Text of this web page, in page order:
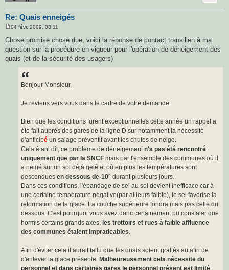
Re: Quais enneigés
e
s
s
a
g
04 févr. 2009, 08:11
Chose promise chose due, voici la réponse de contact transilien à ma
question sur la procédure en vigueur pour l'opération de déneigement des
quais (et de la sécurité des usagers)
Bonjour Monsieur,
Je reviens vers vous dans le cadre de votre demande.
Bien que les conditions furent exceptionnelles cette année un rappel a
été fait auprès des gares de la ligne D sur notamment la nécessité
d'anticipé un salage préventif avant les chutes de neige.
Cela étant dit, ce problème de déneigement n'a pas été rencontré
uniquement que par la SNCF mais par l'ensemble des communes où il
a neigé sur un sol déjà gelé et où en plus les températures sont
descendues en dessous de-10° durant plusieurs jours.
Dans ces conditions, l'épandage de sel au sol devient inefficace car à
une certaine température négative(par ailleurs faible), le sel favorise la
reformation de la glace. La couche supérieure fondra mais pas celle du
dessous. C'est pourquoi vous avez donc certainement pu constater que
hormis certains grands axes, les trottoirs et rues à faible affluence
des communes étaient impraticables
Afin d'éviter cela il aurait fallu que les quais soient grattés au afin de
d'enlever la glace présente. Malheureusement cela nécessite du
personnel et dans certaines gares le personnel présent est limité